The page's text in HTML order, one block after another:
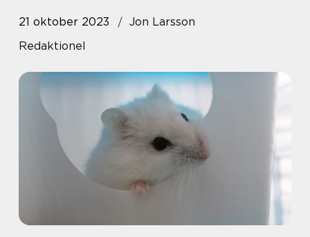
21 oktober 2023
Jon Larsson
Redaktionel